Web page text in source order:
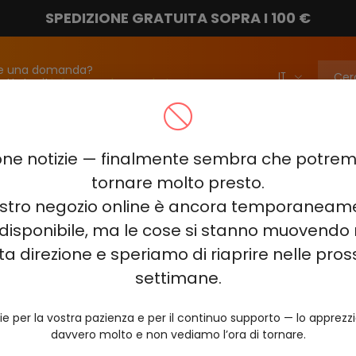
notizie — finalmente sembra che
tornare molto presto.
negozio online è ancora
ma le cose si stanno muovendo
direzione e speriamo di riaprire nelle
settimane.
per la vostra pazienza e per il continuo supporto — lo
davvero molto e non vediamo l’ora di tornare.
SPEDIZIONE GRATUITA SOPRA I 100 €
una domanda?
info@vapebarmarket.com
ELF BAR FS18000
ELF BAR COMBO PRO 30000 ELF BAR RAYA D3 25000 ELF
KING 40000 ELF BAR NIC KING 30000 ELF BAR NICOTINE
VOZOL RAVE 40000 VOZOL STAR 40000 VOZOL NEON
HITME HM20000